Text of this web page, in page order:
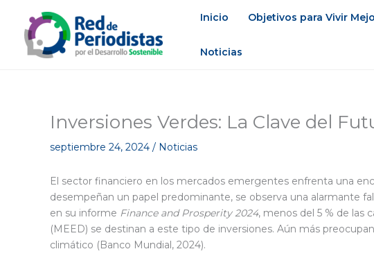
contenido
Inicio Objetivos para Vivir
Noticias
Inversiones Verdes: La Clave del
septiembre 24, 2024 / Noticias
El sector financiero en los mercados emergentes enfrenta una
desempeñan un papel predominante, se observa una alarmante
en su informe Finance and Prosperity 2024, menos del 5 % de las
(MEED) se destinan a este tipo de inversiones. Aún más
climático (Banco Mundial, 2024).